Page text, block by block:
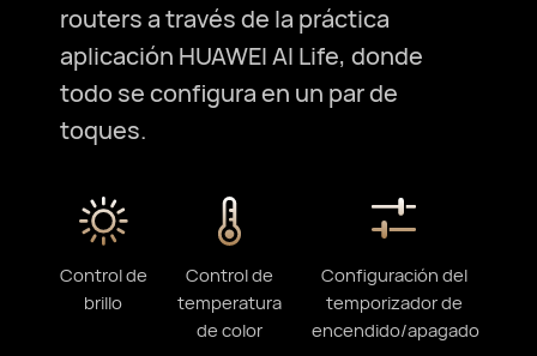
routers a través de la práctica
aplicación HUAWEI AI Life, donde
todo se configura en un par de
toques.
Control de
brillo
Control de
temperatura
de color
Configuración del
temporizador de
encendido/apagado